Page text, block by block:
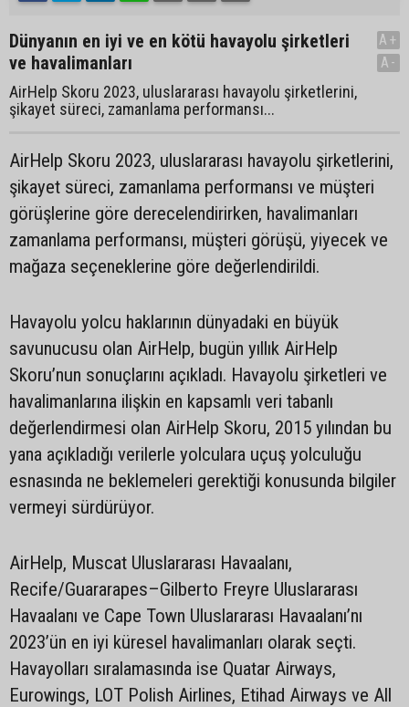
Dünyanın en iyi ve en kötü havayolu şirketleri
ve havalimanları
AirHelp Skoru 2023, uluslararası havayolu şirketlerini,
şikayet süreci, zamanlama performansı...
A+
A-
AirHelp Skoru 2023, uluslararası havayolu şirketlerini,
şikayet süreci, zamanlama performansı ve müşteri
görüşlerine göre derecelendirirken, havalimanları
zamanlama performansı, müşteri görüşü, yiyecek ve
mağaza seçeneklerine göre değerlendirildi.
Havayolu yolcu haklarının dünyadaki en büyük
savunucusu olan AirHelp, bugün yıllık AirHelp
Skoru’nun sonuçlarını açıkladı. Havayolu şirketleri ve
havalimanlarına ilişkin en kapsamlı veri tabanlı
değerlendirmesi olan AirHelp Skoru, 2015 yılından bu
yana açıkladığı verilerle yolculara uçuş yolculuğu
esnasında ne beklemeleri gerektiği konusunda bilgiler
vermeyi sürdürüyor.
AirHelp, Muscat Uluslararası Havaalanı,
Recife/Guararapes–Gilberto Freyre Uluslararası
Havaalanı ve Cape Town Uluslararası Havaalanı’nı
2023’ün en iyi küresel havalimanları olarak seçti.
Havayolları sıralamasında ise Quatar Airways,
Eurowings, LOT Polish Airlines, Etihad Airways ve All